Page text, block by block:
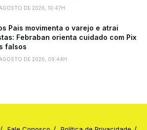
DE 2026, 10:47H
Pais movimenta o varejo e atrai
Febraban orienta cuidado com Pix
falsos
DE 2026, 09:44H